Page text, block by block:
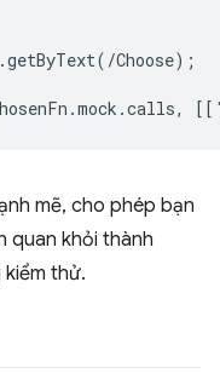
.getByText( /Choose);
.mock .calls, [[
mẽ, cho phép bạn
quan khỏi thành
thử.